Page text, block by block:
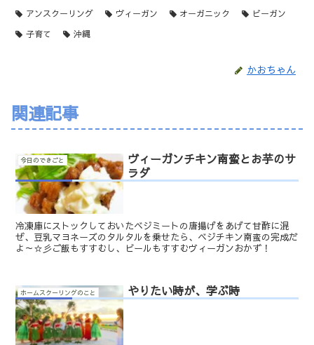
アンスクーリング ヴィーガン オーガニック
ビーガン
子育て
沖縄
かおちゃん
関連記事
今日のできごと
ヴィーガンチキン南蛮とお芋のサ
ラダ
冷凍庫にストックしておいたベジミートの唐揚げをあげて甘酢に混
ぜ、豆乳マヨネーズのタルタルを乗せたら、ベジチキン南蛮の完成だ
よ～☆彡ご飯もすすむし、ビールもすすむヴィーガンおかず！
ホームスクーリングのこと やりたい時が、学ぶ時